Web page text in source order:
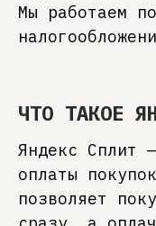
Мы работаем
ЧТО ТАКОЕ
Яндекс Сплит
оплаты
позволяет
мебель в корзину,
отделки можно